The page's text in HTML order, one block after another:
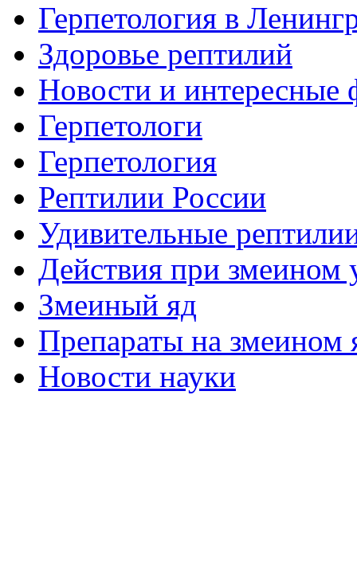
Герпетология в
Здоровье рептилий
Новости и интересные
Герпетологи
Герпетология
Рептилии России
Удивительные
Действия при змеином
Змеиный яд
Препараты на змеином
Новости науки